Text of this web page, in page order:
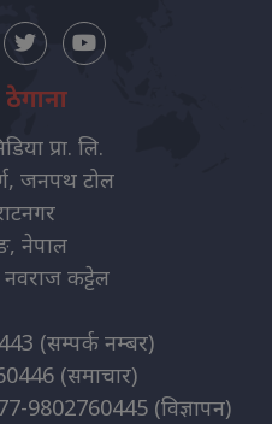
प्रा. लि.
जनपथ टोल
नेपाल
कट्टेल
(सम्पर्क नम्बर)
(समाचार)
9802760445 (विज्ञापन)